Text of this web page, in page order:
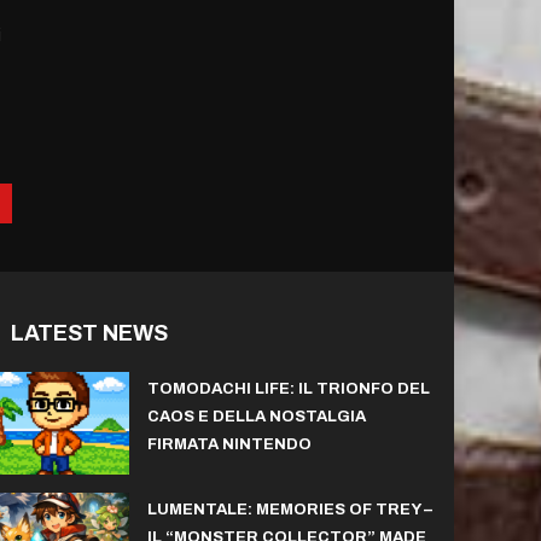
LATEST NEWS
TOMODACHI LIFE: IL TRIONFO DEL
CAOS E DELLA NOSTALGIA
FIRMATA NINTENDO
LUMENTALE: MEMORIES OF TREY –